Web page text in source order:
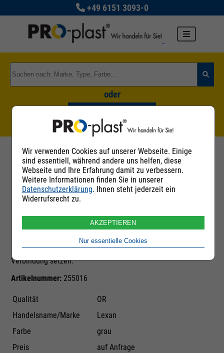
+49 6151 3093-0
oder
Kontaktaufnahme mit Verkäufer: PRO-
plast Kunststoff GmbH
Ich interessiere mich für folgende Rohstoffe
Durch das Absenden dieser E-Mail-Anfrage lösen Sie noch
Verbindung setzen.
Artikelnummer: 255016
Qualität
OR
Handelsname/Marke
Lexan
Farbe
grau
Preis
auf Anfrage
Wir verwenden Cookies auf unserer Webseite. Einige
sind essentiell, während andere uns helfen, diese
Webseite und Ihre Erfahrung damit zu verbessern.
Weitere Informationen finden Sie in unserer
Datenschutzerklärung. Ihnen steht jederzeit ein
Widerrufsrecht zu.
AKZEPTIEREN
Nur essentielle Cookies